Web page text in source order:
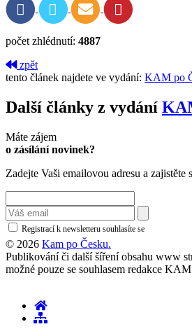
počet zhlédnutí: 4887
zpět
tento článek najdete ve vydání: KAM po
Další články z vydání
Máte zájem
o zásílání novinek?
Zadejte Vaši emailovou adresu a
Registrací k newsletteru souhlasíte se
© 2026 Kam po Česku.
Publikování či další šíření obsahu www
možné pouze se souhlasem redakce